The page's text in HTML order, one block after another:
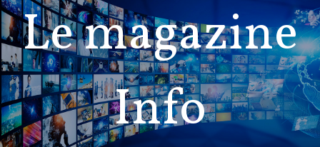
Le magazine
Info